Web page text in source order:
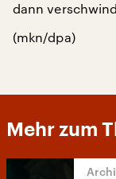
dann
(mkn/dpa)
Mehr zum